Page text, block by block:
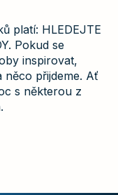
platí: HLEDEJTE
Pokud se
inspirovat,
přijdeme. Ať
s některou z